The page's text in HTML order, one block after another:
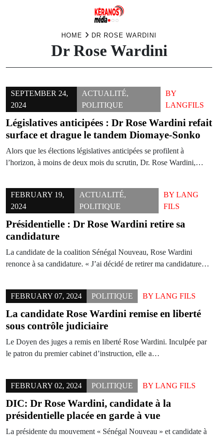
HOME DR ROSE WARDINI
Dr Rose Wardini
SEPTEMBER 24,
2024
ACTUALITÉ,
POLITIQUE
BY
LANGFILS
Législatives anticipées : Dr Rose Wardini refait
surface et drague le tandem Diomaye-Sonko
Alors que les élections législatives anticipées se profilent à
l’horizon, à moins de deux mois du scrutin, Dr. Rose Wardini,…
FEBRUARY 19,
2024
ACTUALITÉ,
POLITIQUE
BY LANG
FILS
Présidentielle : Dr Rose Wardini retire sa
candidature
La candidate de la coalition Sénégal Nouveau, Rose Wardini
renonce à sa candidature. « J’ai décidé de retirer ma candidature…
FEBRUARY 07, 2024 POLITIQUE BY LANG FILS
La candidate Rose Wardini remise en liberté
sous contrôle judiciaire
Le Doyen des juges a remis en liberté Rose Wardini. Inculpée par
le patron du premier cabinet d’instruction, elle a…
FEBRUARY 02, 2024 POLITIQUE BY LANG FILS
DIC: Dr Rose Wardini, candidate à la
présidentielle placée en garde à vue
La présidente du mouvement « Sénégal Nouveau » et candidate à